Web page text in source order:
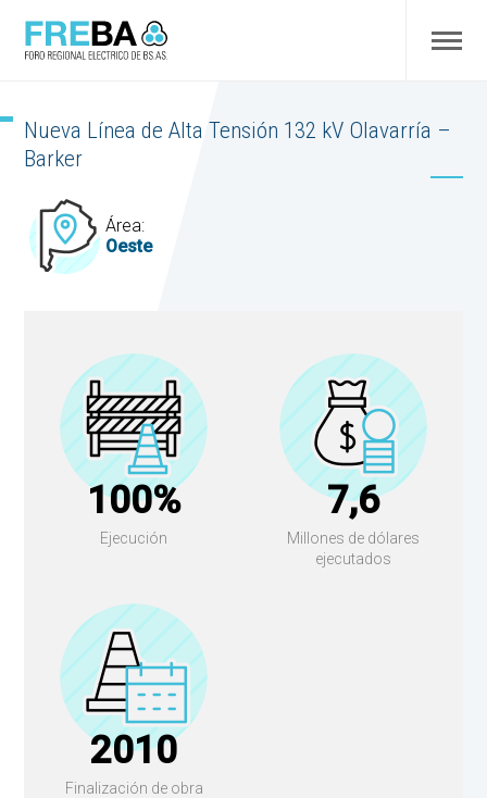
Nueva Línea de Alta Tensión 132 kV Olavarría –
Barker
Área:
Oeste
100%
Ejecución
7,6
Millones de dólares
ejecutados
2010
Finalización de obra